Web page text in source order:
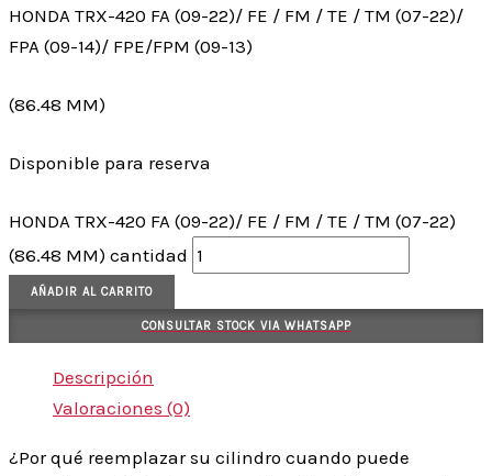
HONDA TRX-420 FA (09-22)/ FE / FM / TE / TM (07-22)/
FPA (09-14)/ FPE/FPM (09-13)
(86.48 MM)
Disponible para reserva
HONDA TRX-420 FA (09-22)/ FE / FM / TE / TM (07-22)
(86.48 MM) cantidad
AÑADIR AL CARRITO
CONSULTAR STOCK VIA WHATSAPP
Descripción
Valoraciones (0)
¿Por qué reemplazar su cilindro cuando puede